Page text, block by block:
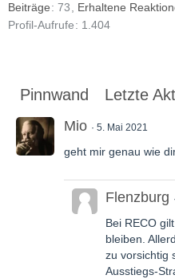
Beiträge
73 Erhaltene
Profil-Aufrufe
1.404
Pinnwand Letzte
Mio 5. Mai 2021
geht mir genau wie
Flenzburg
Bei RECO
bleiben.
zu vorsichtig
Ausstiegs-